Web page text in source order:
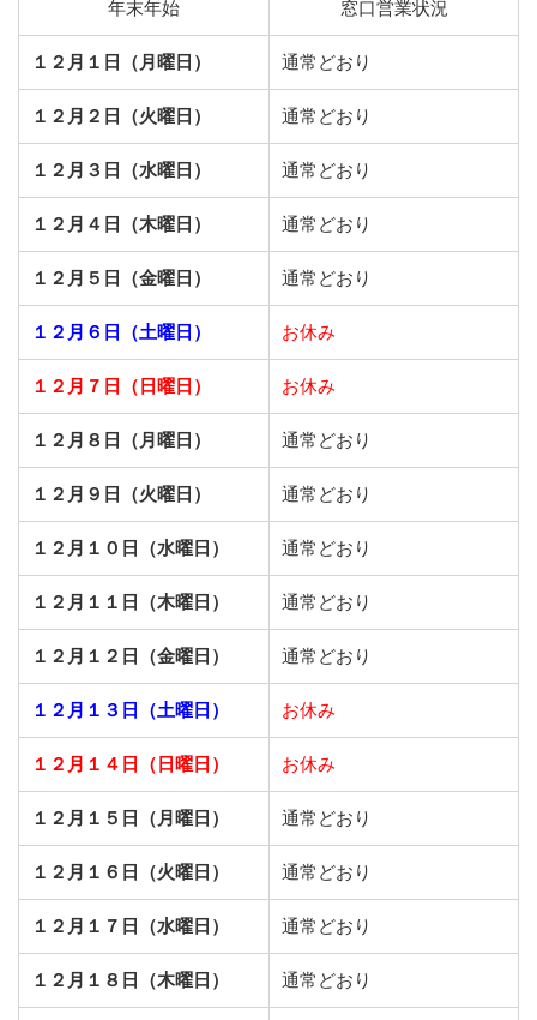
年末年始 窓口営業状況
１２月１日（月曜日） 通常どおり
１２月２日（火曜日） 通常どおり
１２月３日（水曜日） 通常どおり
１２月４日（木曜日） 通常どおり
１２月５日（金曜日） 通常どおり
１２月６日（土曜日） お休み
１２月７日（日曜日） お休み
１２月８日（月曜日） 通常どおり
１２月９日（火曜日） 通常どおり
１２月１０日（水曜日） 通常どおり
１２月１１日（木曜日） 通常どおり
１２月１２日（金曜日） 通常どおり
１２月１３日（土曜日） お休み
１２月１４日（日曜日） お休み
１２月１５日（月曜日） 通常どおり
１２月１６日（火曜日） 通常どおり
１２月１７日（水曜日） 通常どおり
１２月１８日（木曜日） 通常どおり